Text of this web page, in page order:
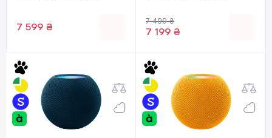
7 599 ₴
7 499 ₴
7 199 ₴